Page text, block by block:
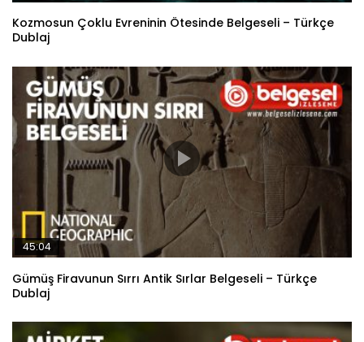
Kozmosun Çoklu Evreninin Ötesinde Belgeseli – Türkçe
Dublaj
45:04
Gümüş Firavunun Sırrı Antik Sırlar Belgeseli – Türkçe
Dublaj